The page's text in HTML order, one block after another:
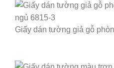
Giấy dán tường giả gỗ